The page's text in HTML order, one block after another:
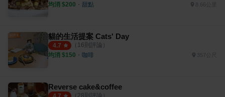
均消 $200 ・ 甜點
貓的生活提案 Cats' Day
4.7 （ 16則評論）
均消 $150 ・ 咖啡 357公尺
Reverse cake&coffee
（ 28則評論）